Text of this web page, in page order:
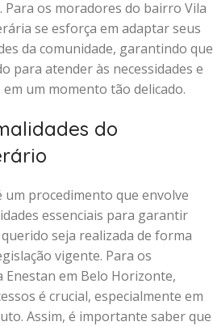
os moradores do bairro Vila
se esforça em adaptar seus
da comunidade, garantindo que
para atender às necessidades e
um momento tão delicado.
do
procedimento que envolve
essenciais para garantir
seja realizada de forma
vigente. Para os
em Belo Horizonte,
é crucial, especialmente em
Assim, é importante saber que